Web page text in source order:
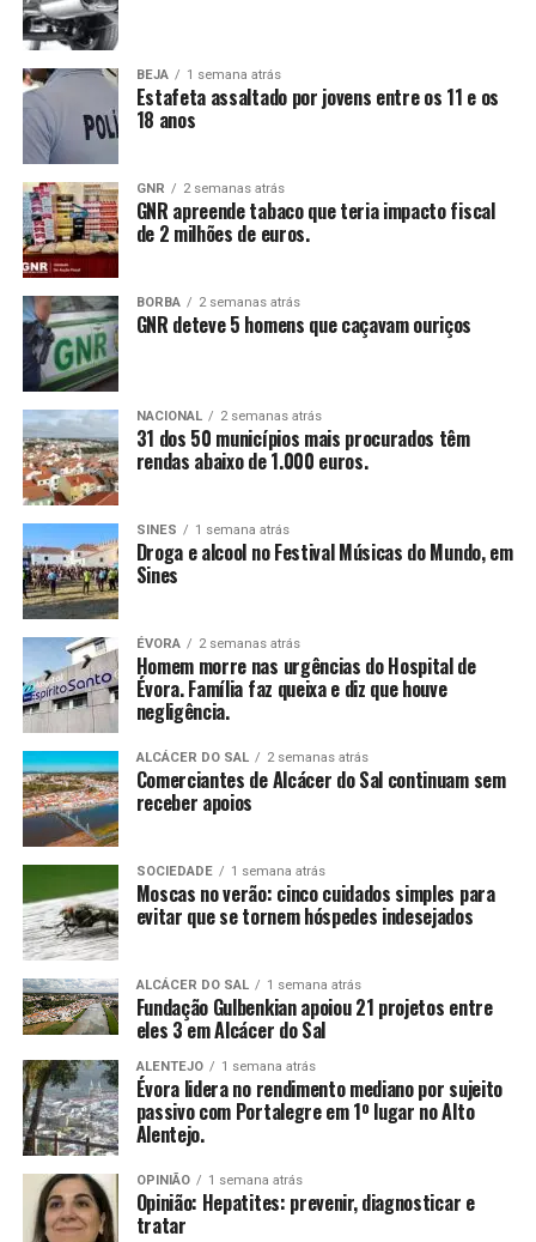
BEJA 1 semana atrás
Estafeta assaltado por jovens entre os 11 e os
18 anos
GNR 2 semanas atrás
GNR apreende tabaco que teria impacto fiscal
de 2 milhões de euros.
BORBA 2 semanas atrás
GNR deteve 5 homens que caçavam ouriços
NACIONAL 2 semanas atrás
31 dos 50 municípios mais procurados têm
rendas abaixo de 1.000 euros.
SINES 1 semana atrás
Droga e alcool no Festival Músicas do Mundo, em
Sines
ÉVORA 2 semanas atrás
Homem morre nas urgências do Hospital de
Évora. Família faz queixa e diz que houve
negligência.
ALCÁCER DO SAL 2 semanas atrás
Comerciantes de Alcácer do Sal continuam sem
receber apoios
SOCIEDADE 1 semana atrás
Moscas no verão: cinco cuidados simples para
evitar que se tornem hóspedes indesejados
ALCÁCER DO SAL 1 semana atrás
Fundação Gulbenkian apoiou 21 projetos entre
eles 3 em Alcácer do Sal
ALENTEJO 1 semana atrás
Évora lidera no rendimento mediano por sujeito
passivo com Portalegre em 1º lugar no Alto
Alentejo.
OPINIÃO 1 semana atrás
Opinião: Hepatites: prevenir, diagnosticar e
tratar